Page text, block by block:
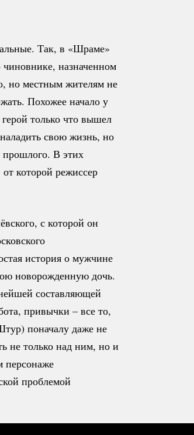
Так, в «Шраме»
чиновнике, назначенном
но местным жителям не
Похожее начало у
только что вышел
наладить свою жизнь, но
прошлого. В этих
от которой режиссер
с которой он
история о мужчине
новорожденную дочь.
составляющей
привычки – все то,
поначалу даже не
не только над ним, но и
персонаже
проблемой